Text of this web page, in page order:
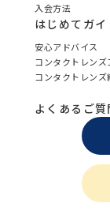
入会方法
はじめてガイ
安心アドバイス
コンタクトレンズ
コンタクトレン
よくあるご質